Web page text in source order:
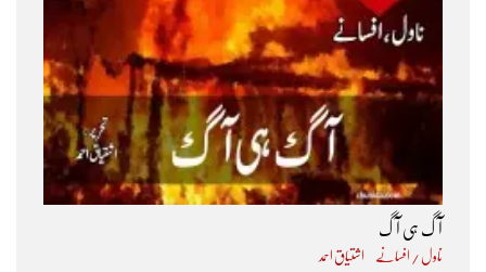
آگ ہی آگ
ناول / افسانے اشتیاق احمد